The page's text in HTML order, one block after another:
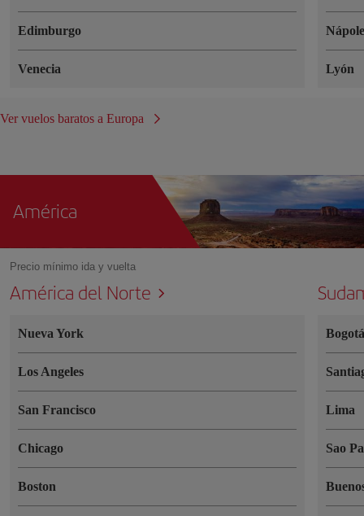
Edimburgo
Venecia Lyón
Ver vuelos baratos a Europa
América
Precio mínimo ida y vuelta
América del Norte
Nueva York
Los Angeles
San Francisco
Chicago
Boston
Lima
Sao